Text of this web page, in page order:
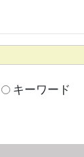
キーワード